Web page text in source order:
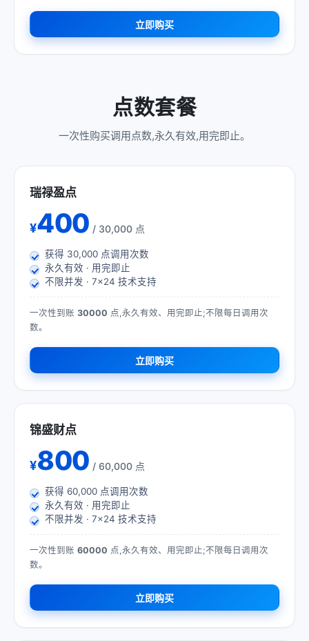
立即购买
点数套餐
一次性购买调用点数,永久有效,用完即止。
瑞禄盈点
¥400 / 30,000 点
获得 30,000 点调用次数
永久有效 · 用完即止
不限并发 · 7×24 技术支持
一次性到账 30000 点,永久有效、用完即止;不限每日调用次
数。
立即购买
锦盛财点
¥800 / 60,000 点
获得 60,000 点调用次数
永久有效 · 用完即止
不限并发 · 7×24 技术支持
一次性到账 60000 点,永久有效、用完即止;不限每日调用次
数。
立即购买